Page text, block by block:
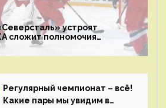
устроят
сложит полномочия
первого раунда плей-офф
Регулярный чемпионат – всё!
Какие пары мы увидим в